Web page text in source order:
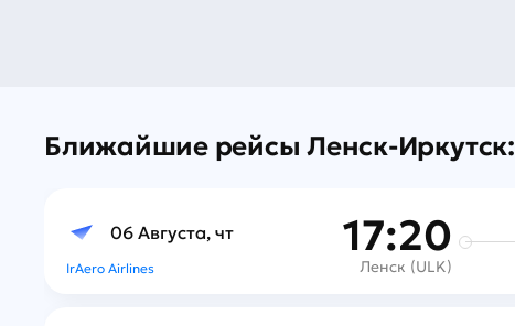
Ближайшие рейсы Ленск-Иркутск:
06 Августа, чт
IrAero Airlines
17:20
Ленск (ULK)